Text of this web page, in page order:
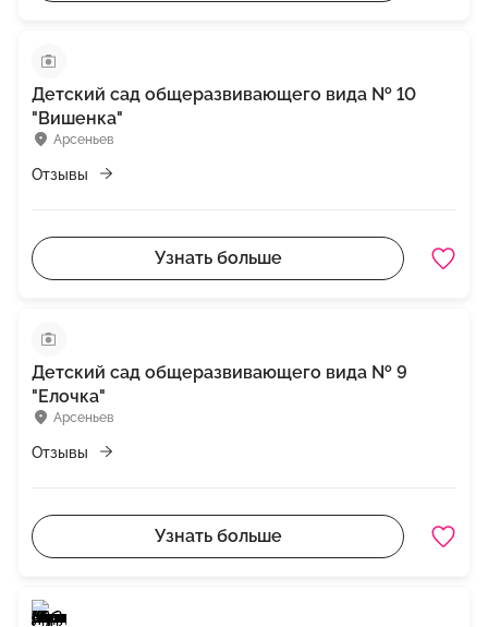
Арсеньев
Детский сад общеразвивающего вида № 10
"Вишенка"
Отзывы
Узнать больше
Арсеньев
Детский сад общеразвивающего вида № 9
"Елочка"
Отзывы
Узнать больше